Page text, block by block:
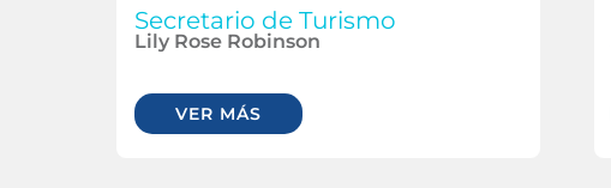
Secretario de Turismo
Lily Rose Robinson
VER MÁS